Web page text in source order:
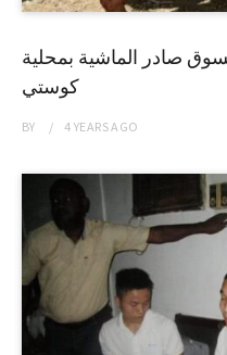
صادر الماشية بمحلية
كوستي
BY 4 YEARSAGO